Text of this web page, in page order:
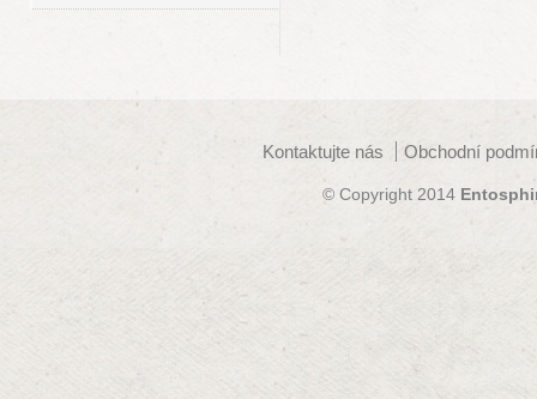
Kontaktujte nás Obchodní
© Copyright 2014